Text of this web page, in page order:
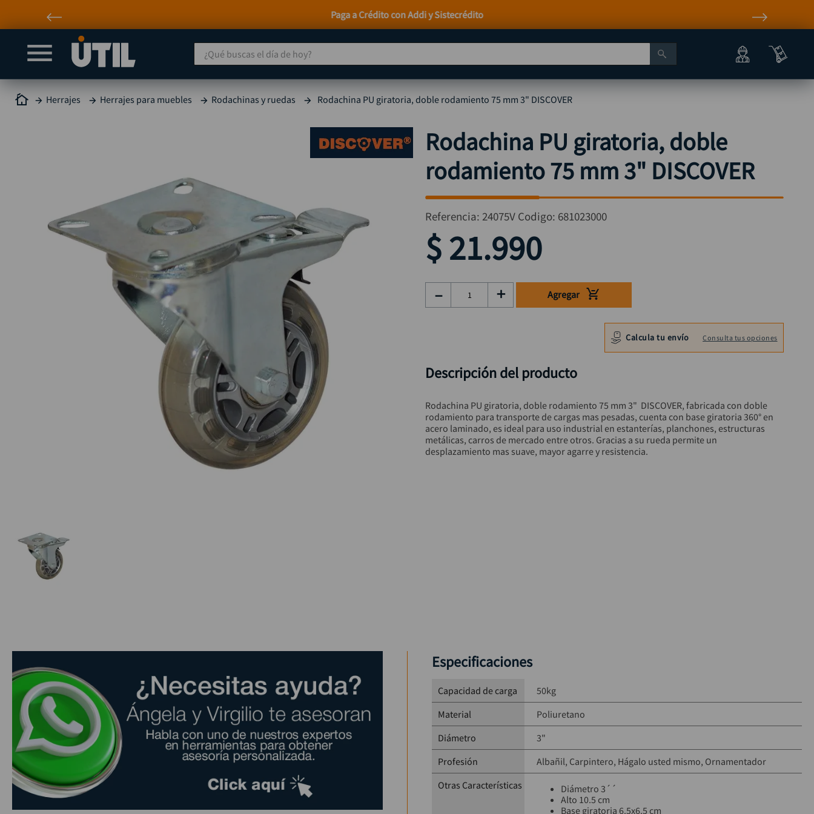
Envío incluido a nivel nacional* Aplican T&C
¿Qué buscas el día de hoy?
Herrajes Herrajes para muebles Rodachinas y ruedas Rodachina PU giratoria, doble rodamiento 75 mm 3" DISCOVER
Rodachina PU giratoria, doble
rodamiento 75 mm 3" DISCOVER
Referencia: 24075V Codigo: 681023000
$ 21.990
＋
－ Agregar
Calcula tu envío Consulta tus opciones
Descripción del producto
Rodachina PU giratoria, doble rodamiento 75 mm 3"  DISCOVER, fabricada con doble
rodamiento para transporte de cargas mas pesadas, cuenta con base giratoria 360° en
acero laminado, es ideal para uso industrial en estanterías, planchones, estructuras
metálicas, carros de mercado entre otros. Gracias a su rueda permite un
desplazamiento mas suave, mayor agarre y resistencia.
Especificaciones
Capacidad de carga
50kg
Material
Poliuretano
Diámetro
3"
Profesión
Albañil Carpintero Hágalo usted mismo Ornamentador
Otras Características
Diámetro 3´´
Alto 10.5 cm
Base giratoria 6.5x6.5 cm
TÉRMINOS MÁS BUSCADOS
1. taladro
compresor
6. ruteadora
7. sierra circular
8. broca
9
10